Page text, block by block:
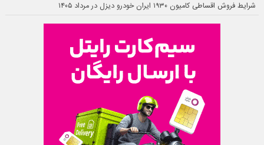
شرایط فروش اقساطی کامیون ۱۹۳۰ ایران خودرو دیزل در مرداد ۱۴۰۵